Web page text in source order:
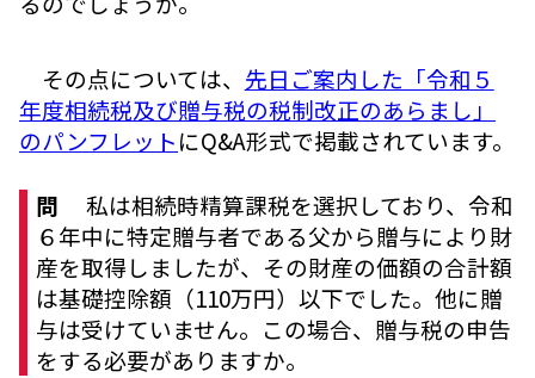
その点については、 先日ご案内した「令和５
年度相続税及び贈与税の税制改正のあらまし」
のパンフレットにQ&A形式で掲載されています。
問 私は相続時精算課税を選択しており、令和
６年中に特定贈与者である父から贈与により財
産を取得しましたが、その財産の価額の合計額
は基礎控除額（110万円）以下でした。他に贈
与は受けていません。この場合、贈与税の申告
をする必要がありますか。